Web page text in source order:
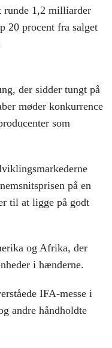
runde 1,2 milliarder
20 procent fra salget
der sidder tungt på
møder konkurrence
som
på en
til at ligge på godt
og Afrika, der
i hænderne.
IFA-messe i
andre håndholdte